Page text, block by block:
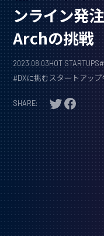
ンライン発
Archの挑戦
2023.08.03HOT STARTUPS#
#DXに挑むスタートアップ
SHARE: